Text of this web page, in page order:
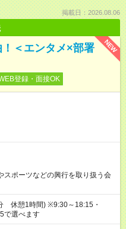
掲載日：2026.08.06
NEW
＜エンタメ×部署
登録・面接OK
ポーツなどの興行を取り扱う会
休憩1時間) ※9:30～18:15・
で選べます